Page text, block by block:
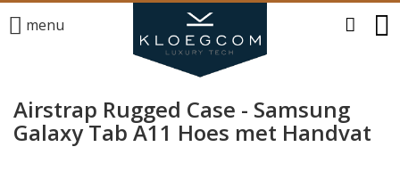
menu
Airstrap Rugged Case - Samsung
Galaxy Tab A11 Hoes met Handvat